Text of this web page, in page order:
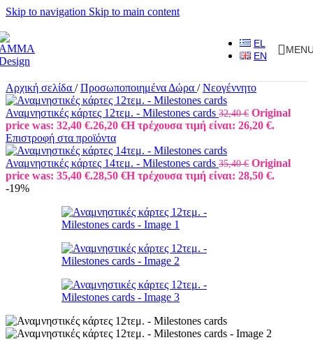
Skip to navigation Skip to main content
EL
EN
Αρχική σελίδα / Προσωποποιημένα Δώρα / Νεογέννητο
Αναμνηστικές κάρτες 12τεμ. - Milestones cards 32,40€ Original
price was: 32,40 €.26,20 €Η τρέχουσα τιμή είναι: 26,20 €.
Επιστροφή στα προϊόντα
Αναμνηστικές κάρτες 14τεμ. - Milestones cards 35,40€ Original
price was: 35,40 €.28,50 €Η τρέχουσα τιμή είναι: 28,50 €.
-19%